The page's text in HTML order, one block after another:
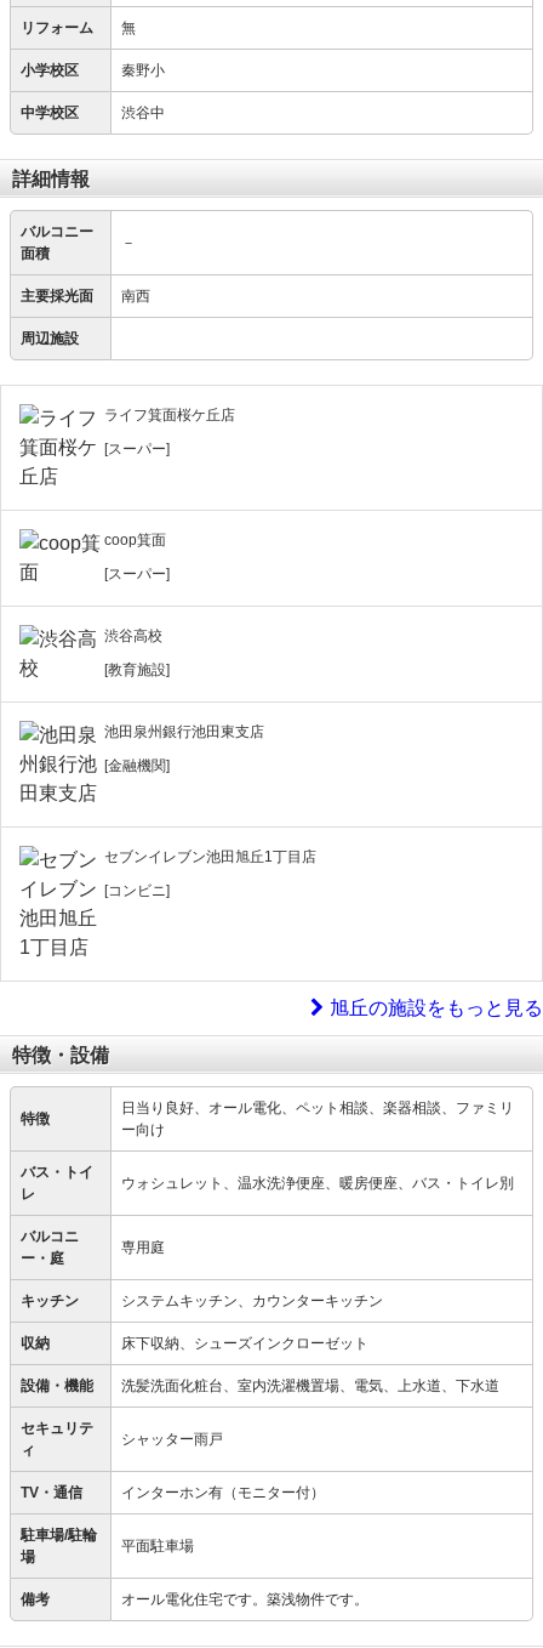
リフォーム 無
小学校区 秦野小
中学校区 渋谷中
詳細情報
バルコニー
面積
－
主要採光面 南西
周辺施設
ライフ箕面桜ケ丘店
[スーパー]
coop箕面
[スーパー]
渋谷高校
[教育施設]
池田泉州銀行池田東支店
[金融機関]
セブンイレブン池田旭丘1丁目店
[コンビニ]
旭丘の施設をもっと見る
特徴・設備
特徴
日当り良好、オール電化、ペット相談、楽器相談、ファミリ
ー向け
バス・トイ
レ
ウォシュレット、温水洗浄便座、暖房便座、バス・トイレ別
バルコニ
ー・庭
専用庭
キッチン システムキッチン、カウンターキッチン
収納 床下収納、シューズインクローゼット
設備・機能 洗髪洗面化粧台、室内洗濯機置場、電気、上水道、下水道
セキュリテ
ィ
シャッター雨戸
TV・通信 インターホン有（モニター付）
駐車場/駐輪
場
平面駐車場
備考 オール電化住宅です。築浅物件です。